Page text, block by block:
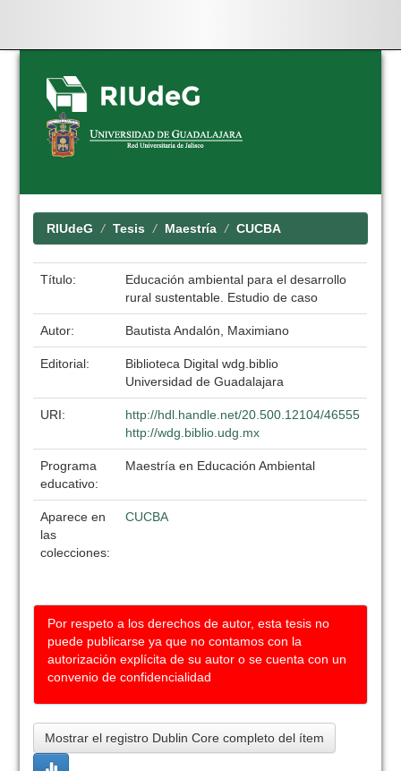
Skip
navigation
RIUdeG Tesis Maestría CUCBA
Título:
Educación ambiental para el desarrollo
rural sustentable. Estudio de caso
Autor: Bautista Andalón, Maximiano
Editorial:
Biblioteca Digital wdg.biblio
Universidad de Guadalajara
URI:
http://hdl.handle.net/20.500.12104/46555
http://wdg.biblio.udg.mx
Programa
educativo:
Maestría en Educación Ambiental
Aparece en
las
colecciones:
CUCBA
Por respeto a los derechos de autor, esta tesis no
puede publicarse ya que no contamos con la
autorización explícita de su autor o se cuenta con un
convenio de confidencialidad
Mostrar el registro Dublin Core completo del ítem